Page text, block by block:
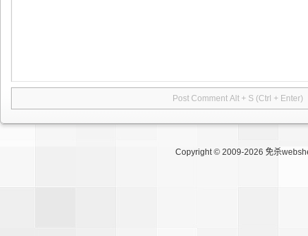
Copyright © 2009-2026 免杀